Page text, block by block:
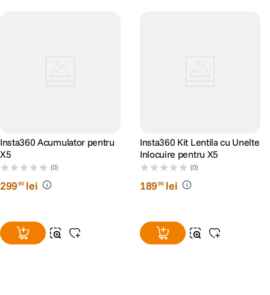
Insta360 Acumulator pentru
X5
(0)
29990 lei
Insta360 Kit Lentila cu Unelte
Inlocuire pentru X5
(0)
18990 lei